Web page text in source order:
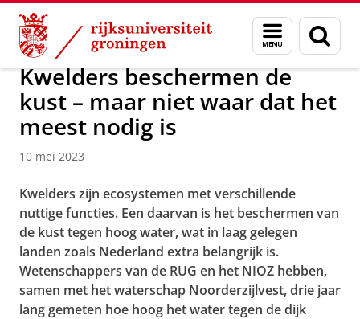
Skip
Content
Skip
Navigation
Menu
en
zoeken
Over ons Actueel Nieuws Nieuwsberichten
Kwelders beschermen de
kust – maar niet waar dat het
meest nodig is
10 mei 2023
Kwelders zijn ecosystemen met verschillende
nuttige functies. Een daarvan is het beschermen van
de kust tegen hoog water, wat in laag gelegen
landen zoals Nederland extra belangrijk is.
Wetenschappers van de RUG en het NIOZ hebben,
samen met het waterschap Noorderzijlvest, drie jaar
lang gemeten hoe hoog het water tegen de dijk